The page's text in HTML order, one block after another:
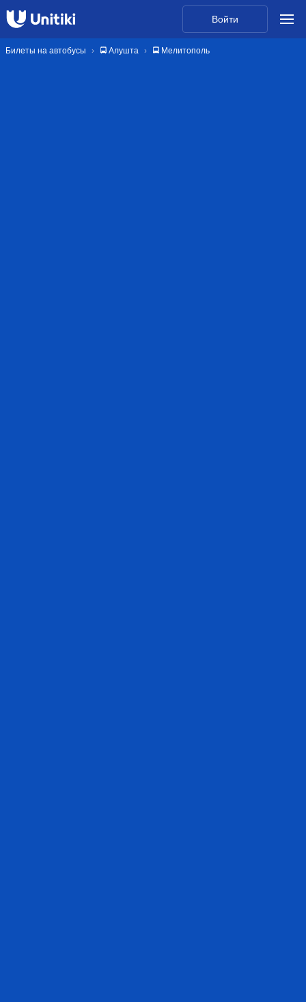
Войти
Билеты на автобусы 🚍 Алушта 🚍 Мелитополь